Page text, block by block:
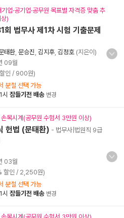
업·공기업·공무원 목표별 자격증 맞춤 추
)
법무사 제1차 시험 기출문제
태환 문승진 김지후 김정호 (지은이)
09월
인 / 900원)
분철 선택 가능
시 잠들기전 배송 변경
목시계(공무원 수험서 3만원 이상)
헌법 (문태환) - 법무사|법원직 9급
03월
할인 / 2,250원)
분철 선택 가능
시 잠들기전 배송 변경